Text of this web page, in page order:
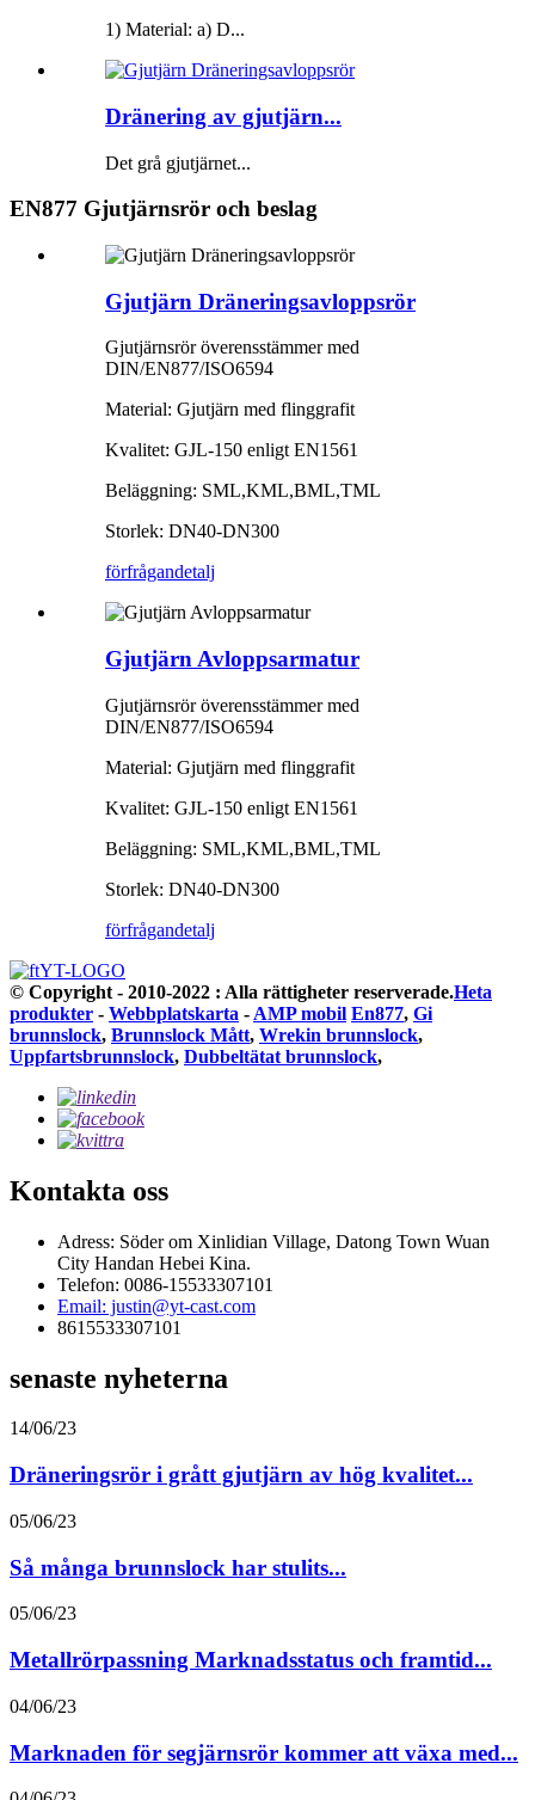
1) Material: a) D...
Dränering av gjutjärn...
Det grå gjutjärnet...
EN877 Gjutjärnsrör och beslag
Gjutjärn Dräneringsavloppsrör
Gjutjärnsrör överensstämmer med
DIN/EN877/ISO6594
Material: Gjutjärn med flinggrafit
Kvalitet: GJL-150 enligt EN1561
Beläggning: SML,KML,BML,TML
Storlek: DN40-DN300
förfrågandetalj
Gjutjärn Avloppsarmatur
Gjutjärnsrör överensstämmer med
DIN/EN877/ISO6594
Material: Gjutjärn med flinggrafit
Kvalitet: GJL-150 enligt EN1561
Beläggning: SML,KML,BML,TML
Storlek: DN40-DN300
förfrågandetalj
© Copyright - 2010-2022 : Alla rättigheter reserverade.Heta
produkter - Webbplatskarta - AMP mobil En877, Gi
brunnslock, Brunnslock Mått, Wrekin brunnslock,
Uppfartsbrunnslock, Dubbeltätat brunnslock,
Kontakta oss
Adress: Söder om Xinlidian Village, Datong Town Wuan
City Handan Hebei Kina.
Telefon: 0086-15533307101
Email: justin@yt-cast.com
8615533307101
senaste nyheterna
14/06/23
Dräneringsrör i grått gjutjärn av hög kvalitet...
05/06/23
Så många brunnslock har stulits...
05/06/23
Metallrörpassning Marknadsstatus och framtid...
04/06/23
Marknaden för segjärnsrör kommer att växa med...